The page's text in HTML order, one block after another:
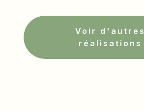
Voir d'autres
réalisations